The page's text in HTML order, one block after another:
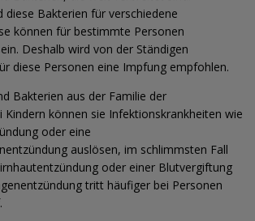
diese Bakterien für verschiedene
können für bestimmte Personen
Deshalb wird von der Ständigen
diese Personen eine Impfung empfohlen.
Bakterien aus der Familie der
Kindern können sie Infektionskrankheiten wie
oder eine
auslösen, im schlimmsten Fall
oder einer Blutvergiftung
tritt häufiger bei Personen